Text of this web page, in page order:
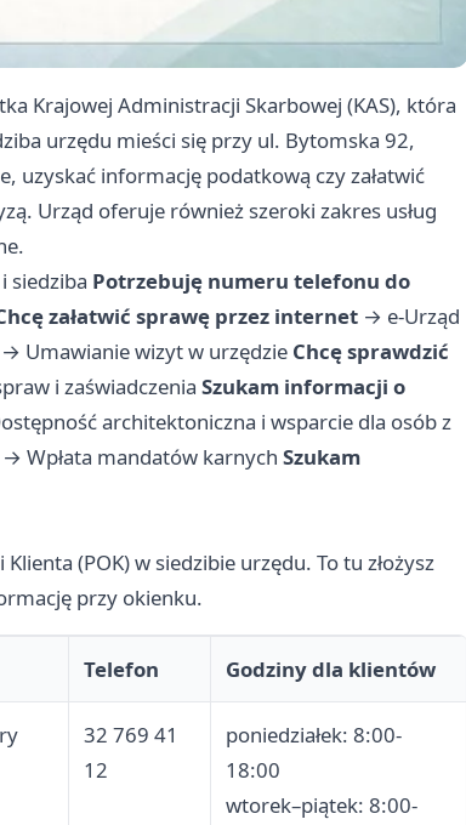
Krajowej Administracji Skarbowej (KAS), która
urzędu mieści się przy ul. Bytomska 92,
uzyskać informację podatkową czy załatwić
Urząd oferuje również szeroki zakres usług
siedziba Potrzebuję numeru telefonu do
załatwić sprawę przez internet → e-Urząd
→ Umawianie wizyt w urzędzie Chcę sprawdzić
i zaświadczenia Szukam informacji o
architektoniczna i wsparcie dla osób z
→ Wpłata mandatów karnych Szukam
(POK) w siedzibie urzędu. To tu złożysz
przy okienku.
Telefon Godziny dla klientów
32 769 41
12
poniedziałek: 8:00-
18:00
wtorek–piątek: 8:00-